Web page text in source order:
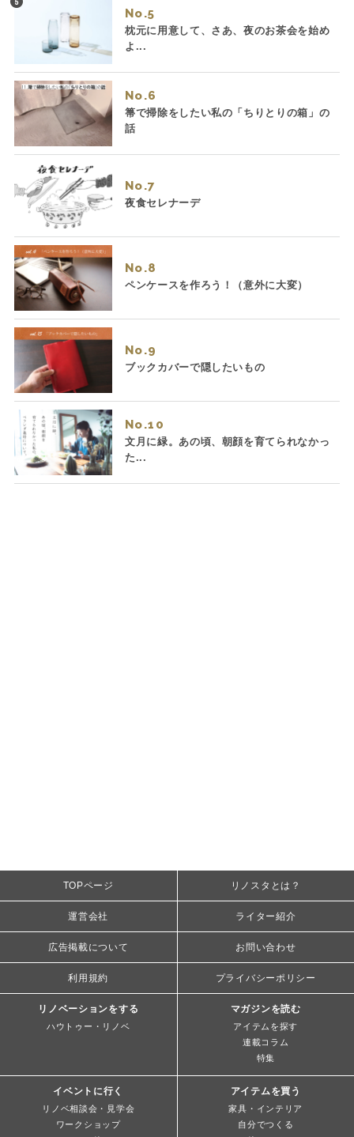
No.
枕元に用意して、さあ、夜のお茶会を始め
よ...
No.
箒で掃除をしたい私の「ちりとりの箱」の
話
No.
夜食セレナーデ
No.
ペンケースを作ろう！（意外に大変）
No.
ブックカバーで隠したいもの
No.
文月に緑。あの頃、朝顔を育てられなかっ
た...
TOPページ リノスタとは？
運営会社 ライター紹介
広告掲載について お問い合わせ
利用規約 プライバシーポリシー
リノベーションをする
ハウトゥー・リノベ
マガジンを読む
アイテムを探す
連載コラム
特集
イベントに行く
リノベ相談会・見学会
ワークショップ
アイテムを買う
家具・インテリア
自分でつくる